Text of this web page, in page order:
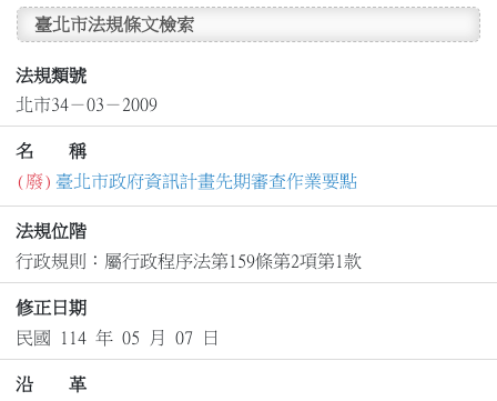
臺北市法規條文檢索
法規類號
北市34－03－2009
名 稱
(廢) 臺北市政府資訊計畫先期審查作業要點
法規位階
行政規則：屬行政程序法第159條第2項第1款
修正日期
民國 114 年 05 月 07 日
沿 革